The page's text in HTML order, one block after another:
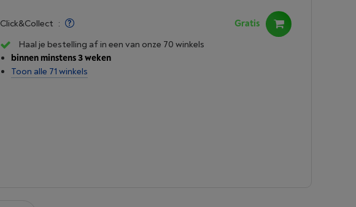
Click&Collect :
Gratis
Haal je bestelling af in een van onze 70 winkels
binnen minstens 3 weken
Toon alle 71 winkels